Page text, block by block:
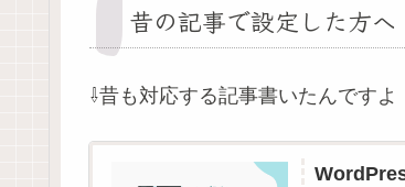
昔の記事で設定した方へ
⇩昔も対応する記事書いたんですよ